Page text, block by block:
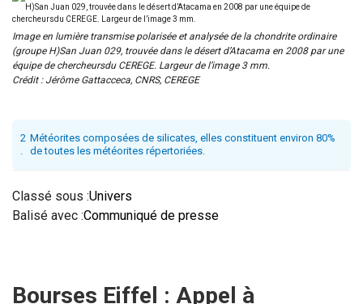
Image en lumière transmise polarisée et analysée de la chondrite ordinaire
(groupe H)San Juan 029, trouvée dans le désert d’Atacama en 2008 par une
équipe de chercheursdu CEREGE. Largeur de l’image 3 mm.
Crédit : Jérôme Gattacceca, CNRS, CEREGE
2
.
Météorites composées de silicates, elles constituent environ 80%
de toutes les météorites répertoriées.
Classé sous :Univers
Balisé avec :Communiqué de presse
Bourses Eiffel : Appel à